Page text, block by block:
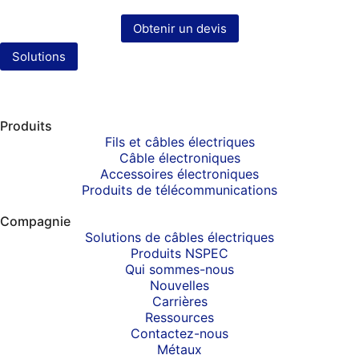
Obtenir un devis
Solutions
Produits
Fils et câbles électriques
Câble électroniques
Accessoires électroniques
Produits de télécommunications
Compagnie
Solutions de câbles électriques
Produits NSPEC
Qui sommes-nous
Nouvelles
Carrières
Ressources
Contactez-nous
Métaux